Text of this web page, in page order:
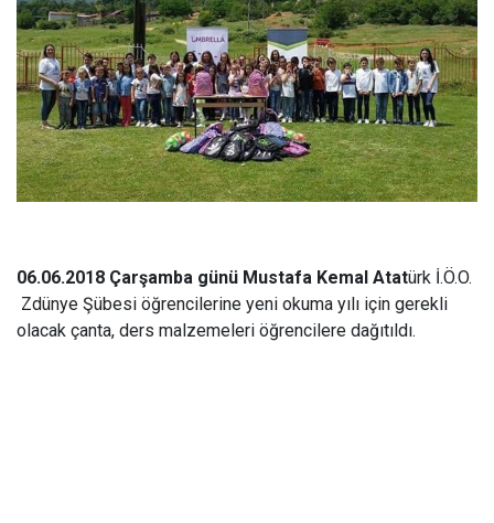
06.06.2018 Çarşamba günü Mustafa Kemal Atatürk İ.Ö.O.
Zdünye Şübesi öğrencilerine yeni okuma yılı için gerekli
olacak çanta, ders malzemeleri öğrencilere dağıtıldı.